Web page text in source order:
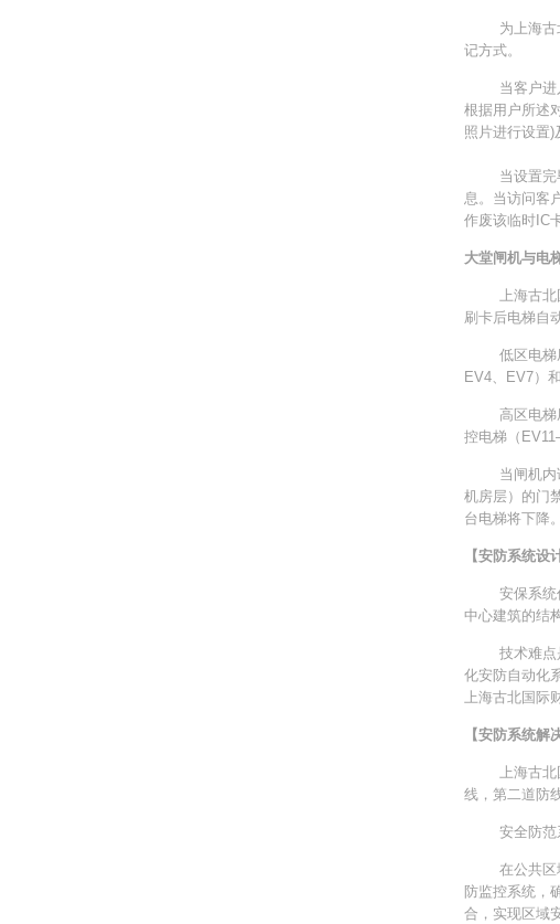
为上海古北
记方式。
当客户进入
根据用户所述
照片进行设置)
当设置完毕
息。当访问客
作废该临时IC
大堂闸机与电
上海古北国
刷卡后电梯自
低区电梯厅
EV4、EV7）
高区电梯厅
控电梯（
当闸机内读
机房层）的门
台电梯将下降。
【安防系统设
安保系统作
中心建筑的结
技术难点是
化安防自动化
上海古北国际
【安防系统解
上海古北国
线，第二道防
安全防范系
在公共区域
防监控系统，
合，实现区域